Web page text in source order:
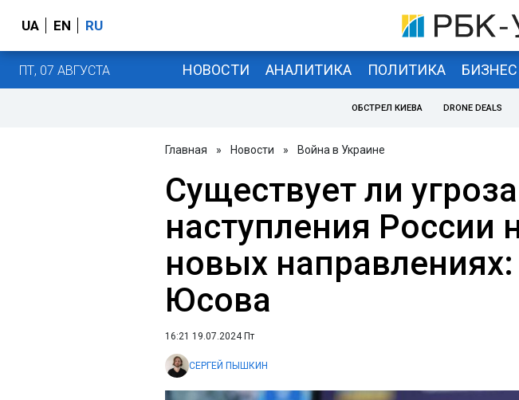
UA EN RU
ПТ, 07 АВГУСТА НОВОСТИ АНАЛИТИКА ПОЛИТИКА БИЗНЕС
ОБСТРЕЛ КИЕВА DRONE DEALS
Главная » Новости » Война в Украине
Существует ли угроза
наступления России
новых направлениях:
Юсова
16:21 19.07.2024 Пт
СЕРГЕЙ ПЫШКИН